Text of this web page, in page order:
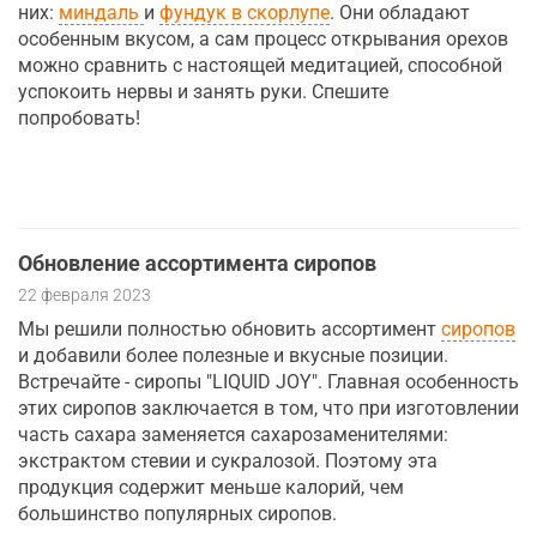
них: миндаль и фундук в скорлупе. Они обладают
особенным вкусом, а сам процесс открывания орехов
можно сравнить с настоящей медитацией, способной
успокоить нервы и занять руки. Спешите
попробовать!
Обновление ассортимента сиропов
22 февраля 2023
Мы решили полностью обновить ассортимент сиропов
и добавили более полезные и вкусные позиции.
Встречайте - сиропы "LIQUID JOY". Главная особенность
этих сиропов заключается в том, что при изготовлении
часть сахара заменяется сахарозаменителями:
экстрактом стевии и сукралозой. Поэтому эта
продукция содержит меньше калорий, чем
большинство популярных сиропов.